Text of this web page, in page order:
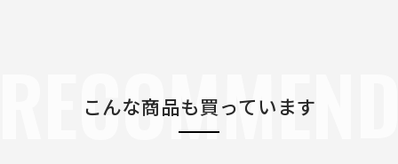
こんな商品も買っています